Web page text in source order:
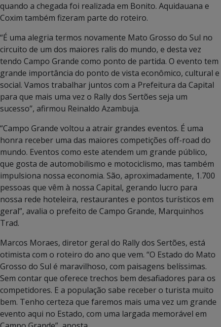
quando a chegada foi realizada em Bonito. Aquidauana e
Coxim também fizeram parte do roteiro.
“É uma alegria termos novamente Mato Grosso do Sul no
circuito de um dos maiores ralis do mundo, e desta vez
tendo Campo Grande como ponto de partida. O evento tem
grande importância do ponto de vista econômico, cultural e
social. Vamos trabalhar juntos com a Prefeitura da Capital
para que mais uma vez o Rally dos Sertões seja um
sucesso”, afirmou Reinaldo Azambuja.
“Campo Grande voltou a atrair grandes eventos. É uma
honra receber uma das maiores competições off-road do
mundo. Eventos como este atendem um grande público,
que gosta de automobilismo e motociclismo, mas também
impulsiona nossa economia. São, aproximadamente, 1.700
pessoas que vêm à nossa Capital, gerando lucro para
nossa rede hoteleira, restaurantes e pontos turísticos em
geral”, avalia o prefeito de Campo Grande, Marquinhos
Trad.
Marcos Moraes, diretor geral do Rally dos Sertões, está
otimista com o roteiro do ano que vem. “O Estado do Mato
Grosso do Sul é maravilhoso, com paisagens belíssimas.
Sem contar que oferece trechos bem desafiadores para os
competidores. E a população sabe receber o turista muito
bem. Tenho certeza que faremos mais uma vez um grande
evento aqui no Estado, com uma largada memorável em